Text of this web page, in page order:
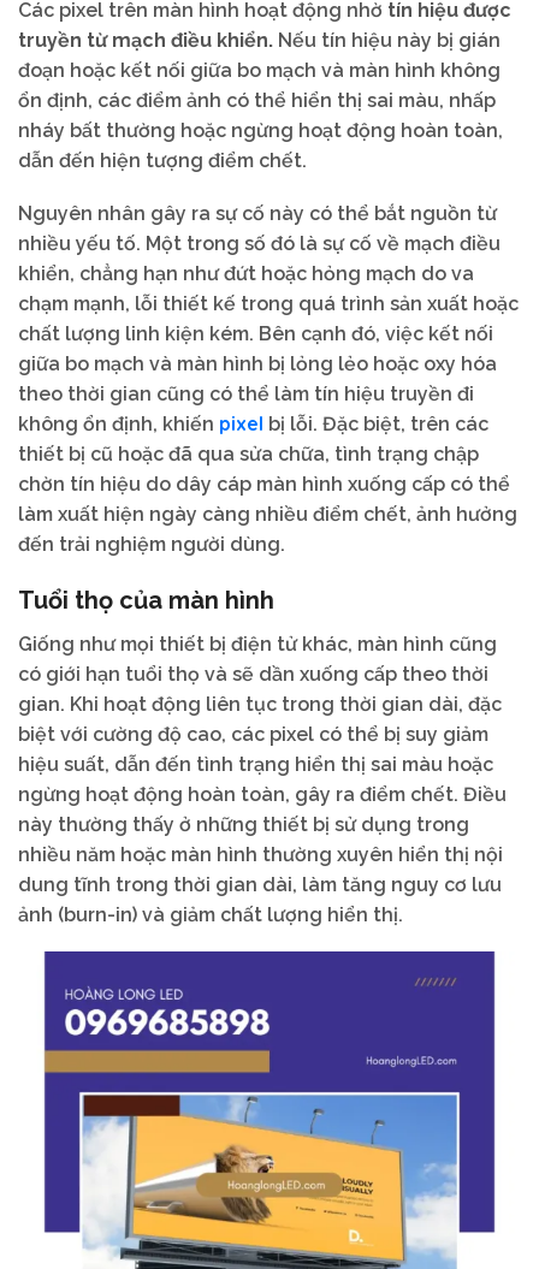
Các pixel trên màn hình hoạt động nhờ tín hiệu được
truyền từ mạch điều khiển. Nếu tín hiệu này bị gián
đoạn hoặc kết nối giữa bo mạch và màn hình không
ổn định, các điểm ảnh có thể hiển thị sai màu, nhấp
nháy bất thường hoặc ngừng hoạt động hoàn toàn,
dẫn đến hiện tượng điểm chết.
Nguyên nhân gây ra sự cố này có thể bắt nguồn từ
nhiều yếu tố. Một trong số đó là sự cố về mạch điều
khiển, chẳng hạn như đứt hoặc hỏng mạch do va
chạm mạnh, lỗi thiết kế trong quá trình sản xuất hoặc
chất lượng linh kiện kém. Bên cạnh đó, việc kết nối
giữa bo mạch và màn hình bị lỏng lẻo hoặc oxy hóa
theo thời gian cũng có thể làm tín hiệu truyền đi
không ổn định, khiến pixel bị lỗi. Đặc biệt, trên các
thiết bị cũ hoặc đã qua sửa chữa, tình trạng chập
chờn tín hiệu do dây cáp màn hình xuống cấp có thể
làm xuất hiện ngày càng nhiều điểm chết, ảnh hưởng
đến trải nghiệm người dùng.
Tuổi thọ của màn hình
Giống như mọi thiết bị điện tử khác, màn hình cũng
có giới hạn tuổi thọ và sẽ dần xuống cấp theo thời
gian. Khi hoạt động liên tục trong thời gian dài, đặc
biệt với cường độ cao, các pixel có thể bị suy giảm
hiệu suất, dẫn đến tình trạng hiển thị sai màu hoặc
ngừng hoạt động hoàn toàn, gây ra điểm chết. Điều
này thường thấy ở những thiết bị sử dụng trong
nhiều năm hoặc màn hình thường xuyên hiển thị nội
dung tĩnh trong thời gian dài, làm tăng nguy cơ lưu
ảnh (burn-in) và giảm chất lượng hiển thị.